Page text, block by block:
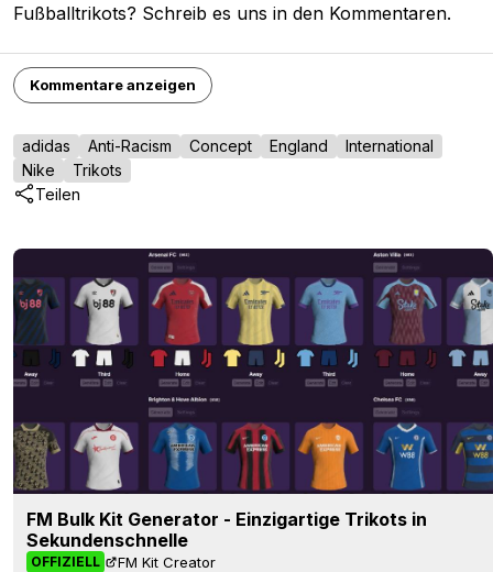
Fußballtrikots? Schreib es uns in den Kommentaren.
Kommentare anzeigen
adidas Anti-Racism Concept England
International
Nike
Trikots
Teilen
FM Bulk Kit Generator - Einzigartige Trikots in
Sekundenschnelle
OFFIZIELL FM Kit Creator